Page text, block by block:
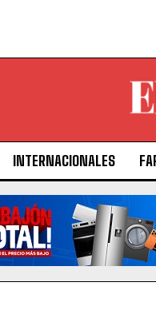
INTERNACIONALES